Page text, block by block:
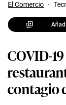
El Comercio ·
COVID-
contagio